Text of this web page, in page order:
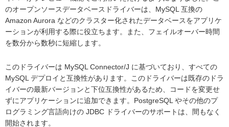
のオープンソースデータベースドライバーは、MySQL 互換の
Amazon Aurora などのクラスター化されたデータベースをアプリケ
ーションが利用する際に役立ちます。また、フェイルオーバー時間
を数分から数秒に短縮します。
このドライバーは MySQL Connector/J に基づいており、すべての
MySQL デプロイと互換性があります。このドライバーは既存のドラ
イバーの最新バージョンと下位互換性があるため、コードを変更せ
ずにアプリケーションに追加できます。PostgreSQL やその他のプ
ログラミング言語向けの JDBC ドライバーのサポートは、間もなく
開始されます。